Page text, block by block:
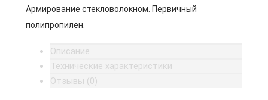
Армирование стекловолокном. Первичный
полипропилен.
Описание
Технические характеристики
Отзывы (0)